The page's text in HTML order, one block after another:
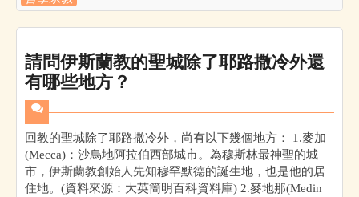
請問伊斯蘭教的聖城除了耶路撒冷外還
有哪些地方？
回教的聖城除了耶路撒冷外，尚有以下幾個地方： 1.麥加
(Mecca)：沙烏地阿拉伯西部城市。為穆斯林最神聖的城
市，伊斯蘭教創始人先知穆罕默德的誕生地，也是他的居
住地。(資料來源：大英簡明百科資料庫) 2.麥地那(Medin